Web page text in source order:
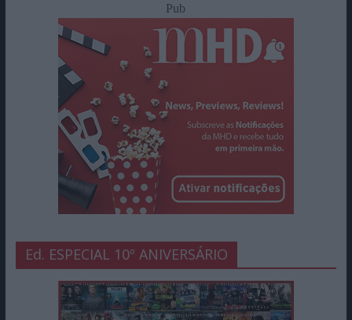
Pub
Ed. ESPECIAL 10º ANIVERSÁRIO